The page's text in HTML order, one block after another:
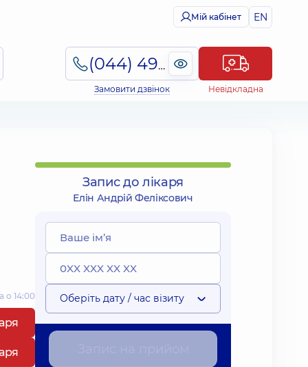
Мій кабінет EN
(044) 495-2-888
Замовити дзвінок Невідкладна
о 14:00
Запис до лікаря
Елін Андрій Феліксович
Оберіть дату / час візиту